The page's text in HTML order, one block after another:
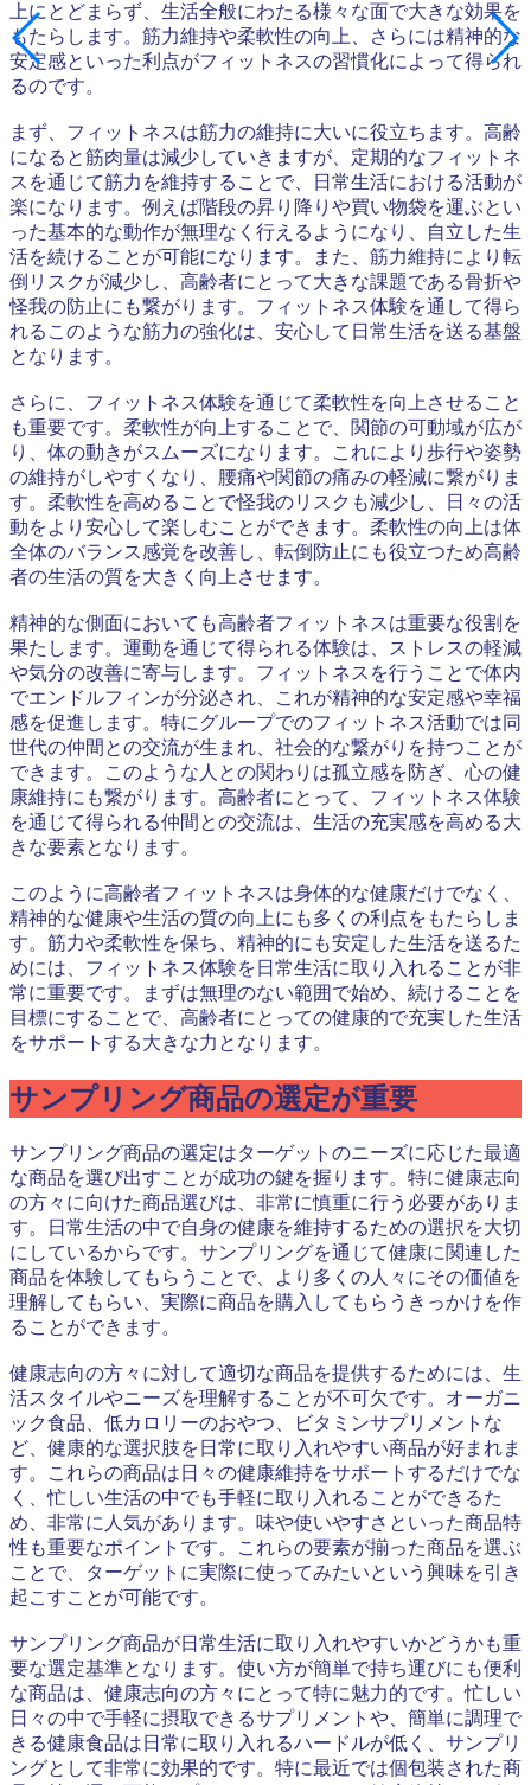
上にとどまらず、生活全般にわたる様々な面で大きな効果を
もたらします。筋力維持や柔軟性の向上、さらには精神的な
安定感といった利点がフィットネスの習慣化によって得られ
るのです。
まず、フィットネスは筋力の維持に大いに役立ちます。高齢
になると筋肉量は減少していきますが、定期的なフィットネ
スを通じて筋力を維持することで、日常生活における活動が
楽になります。例えば階段の昇り降りや買い物袋を運ぶとい
った基本的な動作が無理なく行えるようになり、自立した生
活を続けることが可能になります。また、筋力維持により転
倒リスクが減少し、高齢者にとって大きな課題である骨折や
怪我の防止にも繋がります。フィットネス体験を通して得ら
れるこのような筋力の強化は、安心して日常生活を送る基盤
となります。
さらに、フィットネス体験を通じて柔軟性を向上させること
も重要です。柔軟性が向上することで、関節の可動域が広が
り、体の動きがスムーズになります。これにより歩行や姿勢
の維持がしやすくなり、腰痛や関節の痛みの軽減に繋がりま
す。柔軟性を高めることで怪我のリスクも減少し、日々の活
動をより安心して楽しむことができます。柔軟性の向上は体
全体のバランス感覚を改善し、転倒防止にも役立つため高齢
者の生活の質を大きく向上させます。
精神的な側面においても高齢者フィットネスは重要な役割を
果たします。運動を通じて得られる体験は、ストレスの軽減
や気分の改善に寄与します。フィットネスを行うことで体内
でエンドルフィンが分泌され、これが精神的な安定感や幸福
感を促進します。特にグループでのフィットネス活動では同
世代の仲間との交流が生まれ、社会的な繋がりを持つことが
できます。このような人との関わりは孤立感を防ぎ、心の健
康維持にも繋がります。高齢者にとって、フィットネス体験
を通じて得られる仲間との交流は、生活の充実感を高める大
きな要素となります。
このように高齢者フィットネスは身体的な健康だけでなく、
精神的な健康や生活の質の向上にも多くの利点をもたらしま
す。筋力や柔軟性を保ち、精神的にも安定した生活を送るた
めには、フィットネス体験を日常生活に取り入れることが非
常に重要です。まずは無理のない範囲で始め、続けることを
目標にすることで、高齢者にとっての健康的で充実した生活
をサポートする大きな力となります。
サンプリング商品の選定が重要
サンプリング商品の選定はターゲットのニーズに応じた最適
な商品を選び出すことが成功の鍵を握ります。特に健康志向
の方々に向けた商品選びは、非常に慎重に行う必要がありま
す。日常生活の中で自身の健康を維持するための選択を大切
にしているからです。サンプリングを通じて健康に関連した
商品を体験してもらうことで、より多くの人々にその価値を
理解してもらい、実際に商品を購入してもらうきっかけを作
ることができます。
健康志向の方々に対して適切な商品を提供するためには、生
活スタイルやニーズを理解することが不可欠です。オーガニ
ック食品、低カロリーのおやつ、ビタミンサプリメントな
ど、健康的な選択肢を日常に取り入れやすい商品が好まれま
す。これらの商品は日々の健康維持をサポートするだけでな
く、忙しい生活の中でも手軽に取り入れることができるた
め、非常に人気があります。味や使いやすさといった商品特
性も重要なポイントです。これらの要素が揃った商品を選ぶ
ことで、ターゲットに実際に使ってみたいという興味を引き
起こすことが可能です。
サンプリング商品が日常生活に取り入れやすいかどうかも重
要な選定基準となります。使い方が簡単で持ち運びにも便利
な商品は、健康志向の方々にとって特に魅力的です。忙しい
日々の中で手軽に摂取できるサプリメントや、簡単に調理で
きる健康食品は日常に取り入れるハードルが低く、サンプリ
ングとして非常に効果的です。特に最近では個包装された商